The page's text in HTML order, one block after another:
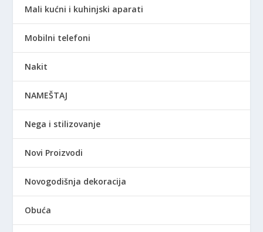
Mali kućni i kuhinjski aparati
Mobilni telefoni
Nakit
NAMEŠTAJ
Nega i stilizovanje
Novi Proizvodi
Novogodišnja dekoracija
Obuća